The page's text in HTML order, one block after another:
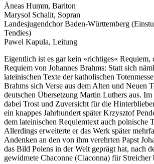
Äneas Humm, Bariton
Marysol Schalit, Sopran
Landesjugendchor Baden-Württemberg
Tendies)
Pawel Kapula, Leitung
Eigentlich ist es gar kein »richtiges« Requiem,
Requiem von Johannes Brahms: Statt sich
lateinischen Texte der katholischen
Brahms sich Verse aus dem Alten und Neuen
deutschen Übersetzung Martin Luthers aus. Im
dabei Trost und Zuversicht für die
ein knappes Jahrhundert später Krzysztof
dem lateinischen Requiemtext auch polnische
Allerdings erweiterte er das Werk später
Andenken an den von ihm verehrten Papst
das Bild Polens in der Welt geprägt hat, nach
gewidmete Chaconne (Ciaconna) für Streicher